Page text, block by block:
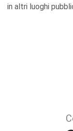
in altri luoghi